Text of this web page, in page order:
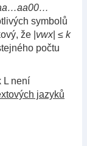
symbolů
že | vwx| ≤ k
počtu
L není
jazyků